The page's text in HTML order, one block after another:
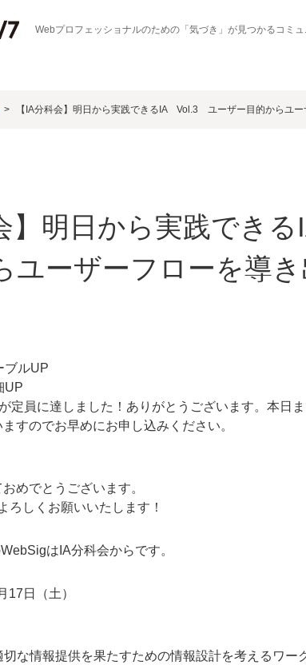
Webプロフェッショナルのための「気づき」が見つかるコミュ
【IA分科会】明日から実践できるIA Vol.3 ユーザー目的からユー
】明日から実践で
ユーザーフローを導
ブルUP
UP
定員に達しました！ありがとうございます。本日
すのでお早めにお申し込みください。
めでとうございます。
ろしくお願いいたします！
はIA分科会からです。
17日（土）
な情報提供を果たすための情報設計を考えるワー